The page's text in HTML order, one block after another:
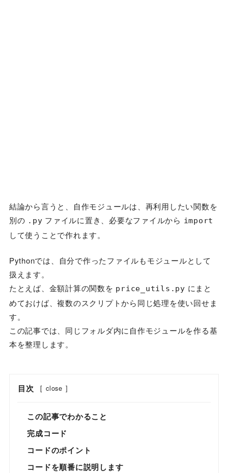
結論から言うと、自作モジュールは、再利用したい関数を
別の .py ファイルに置き、必要なファイルから import
して使うことで作れます。
Pythonでは、自分で作ったファイルもモジュールとして
扱えます。
たとえば、金額計算の関数を price_utils.py にまと
めておけば、複数のスクリプトから同じ処理を使い回せま
す。
この記事では、同じフォルダ内に自作モジュールを作る基
本を整理します。
目次 [ close ]
この記事でわかること
完成コード
コードのポイント
コードを順番に説明します